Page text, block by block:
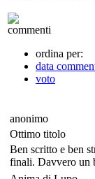
commenti
ordina per:
data
voto
anonimo
Ottimo titolo
Ben scritto e ben
finali. Davvero un